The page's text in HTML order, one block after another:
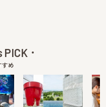
PICK
すめ